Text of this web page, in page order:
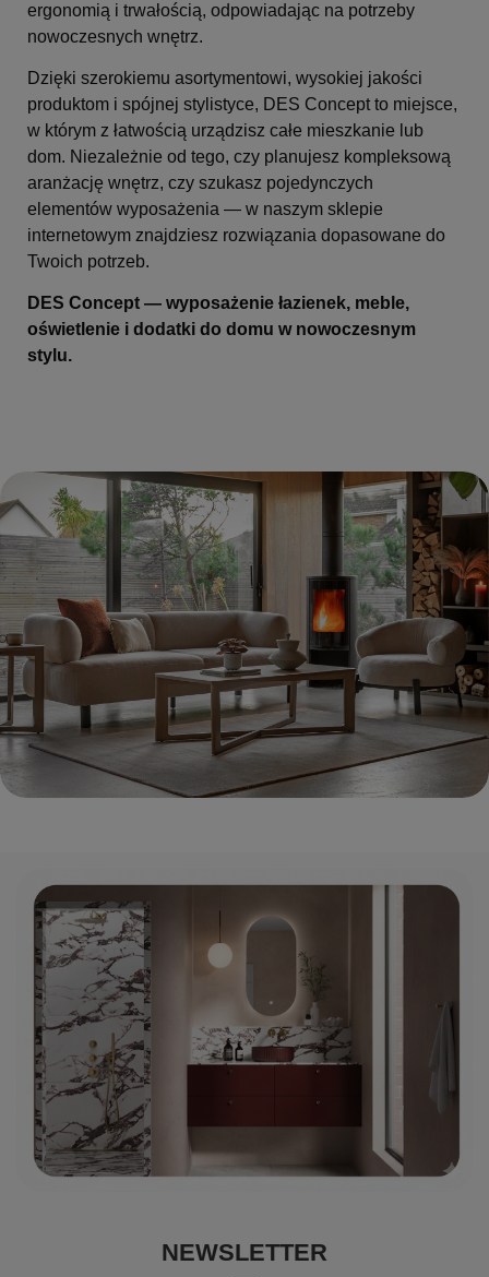
ergonomią i trwałością, odpowiadając na potrzeby
nowoczesnych wnętrz.
Dzięki szerokiemu asortymentowi, wysokiej jakości
produktom i spójnej stylistyce, DES Concept to miejsce,
w którym z łatwością urządzisz całe mieszkanie lub
dom. Niezależnie od tego, czy planujesz kompleksową
aranżację wnętrz, czy szukasz pojedynczych
elementów wyposażenia — w naszym sklepie
internetowym znajdziesz rozwiązania dopasowane do
Twoich potrzeb.
DES Concept — wyposażenie łazienek, meble,
oświetlenie i dodatki do domu w nowoczesnym
stylu.
NEWSLETTER